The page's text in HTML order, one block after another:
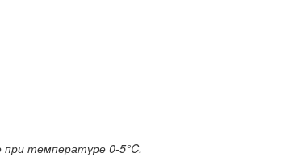
при температуре 0-5°C.